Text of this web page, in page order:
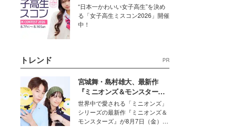
“日本一かわいい女子高生”を決め
る「女子高生ミスコン2026」開催
中！
トレンド PR
宮城舞・島村雄大、最新作
『ミニオンズ＆モンスター
ズ』の魅力熱弁 ハチャメチャ
だけじゃない“友情と絆”に感
動
世界中で愛される「ミニオンズ」
シリーズの最新作『ミニオンズ＆
モンスターズ』が8月7日（金）に